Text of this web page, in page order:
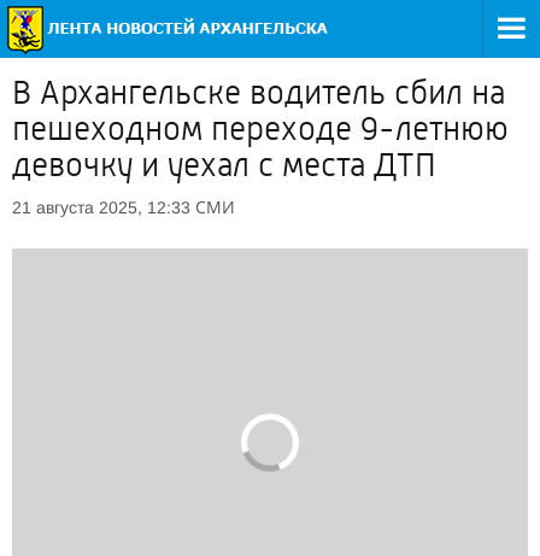
В Архангельске водитель сбил на
пешеходном переходе 9-летнюю
девочку и уехал с места ДТП
21 августа 2025, 12:33 СМИ